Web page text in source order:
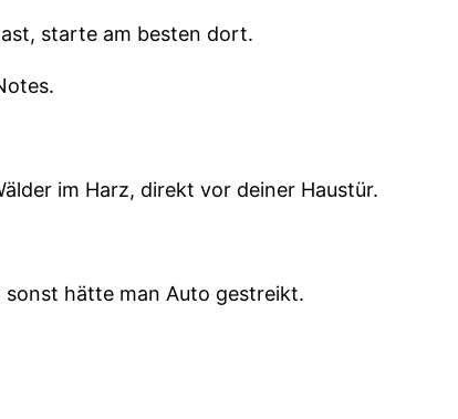
starte am besten dort.
im Harz, direkt vor deiner Haustür.
sonst hätte man Auto gestreikt.